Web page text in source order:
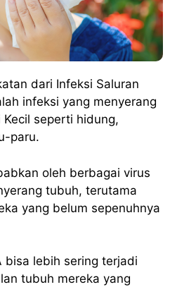
dari Infeksi Saluran
infeksi yang menyerang
seperti hidung,
paru.
oleh berbagai virus
tubuh, terutama
yang belum sepenuhnya
bisa lebih sering terjadi
tubuh mereka yang